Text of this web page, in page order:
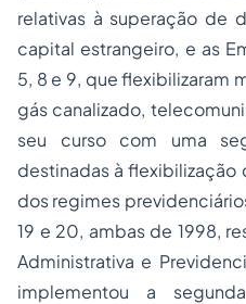
relativas à superação de
capital estrangeiro, e as
5, 8 e 9, que flexibilizaram
gás canalizado,
seu curso com uma
destinadas à
dos regimes
19 e 20, ambas de 1998,
Administrativa e
implementou a